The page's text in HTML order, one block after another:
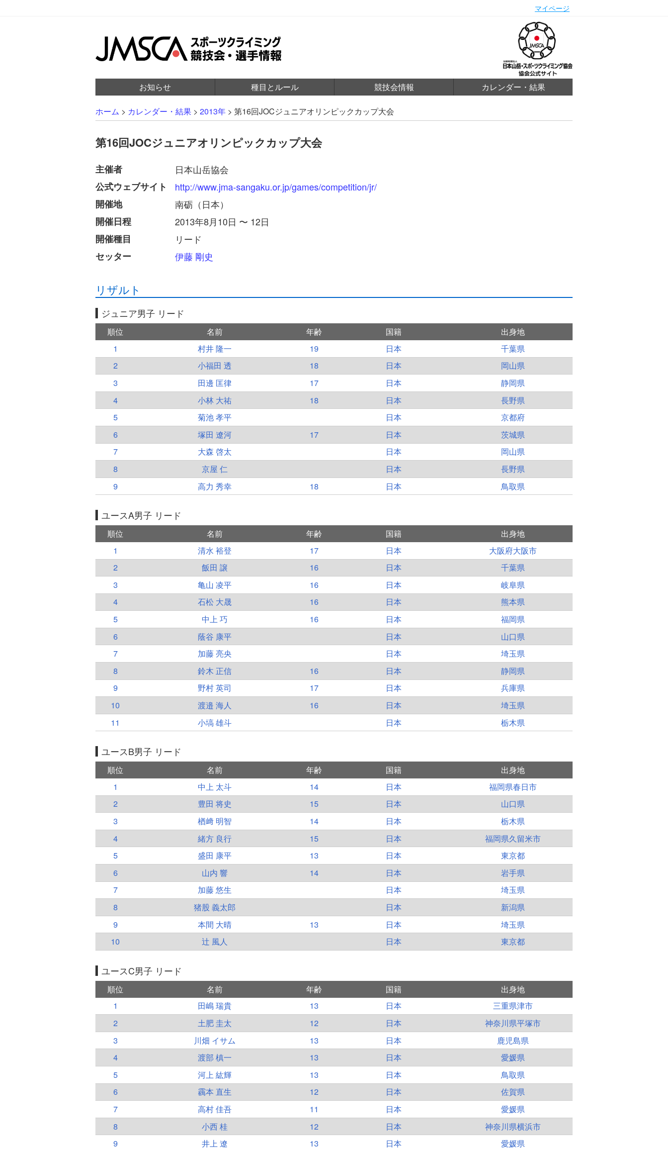
マイページ
お知らせ 種目とルール 競技会情報 カレンダー・結果
ホーム > カレンダー・結果 > 2013年 > 第16回JOCジュニアオリンピックカップ大会
第16回JOCジュニアオリンピックカップ大会
主催者
日本山岳協会
公式ウェブサイト
http://www.jma-sangaku.or.jp/games/competition/jr/
開催地
南砺（日本）
開催日程
2013年8月10日 〜 12日
開催種目
リード
セッター
伊藤 剛史
リザルト
ジュニア男子 リード
順位 名前 年齢 国籍
出身地
1
村井 隆一 19 日本
千葉県
2
小福田 透 18 日本
岡山県
3
田邊 匡律 17 日本
静岡県
4
小林 大祐 18 日本
長野県
5
菊池 孝平 日本
京都府
6
塚田 遼河 17 日本
茨城県
7
大森 啓太 日本
岡山県
8
京屋 仁 日本
長野県
9
高力 秀幸 18 日本 鳥取県
ユースA男子 リード
順位 名前 年齢 国籍
出身地
1
清水 裕登 17 日本
大阪府大阪市
2
飯田 譲 16 日本
千葉県
3
亀山 凌平 16 日本
岐阜県
4
石松 大晟 16 日本
熊本県
5
中上 巧 16 日本
福岡県
6
蔭谷 康平 日本
山口県
7
加藤 亮央 日本
埼玉県
8
鈴木 正信 16 日本
静岡県
9
野村 英司 17 日本
兵庫県
10
渡邉 海人 16 日本
埼玉県
11
小塙 雄斗 日本 栃木県
ユースB男子 リード
順位 名前 年齢 国籍
出身地
1
中上 太斗 14 日本
福岡県春日市
2
豊田 将史 15 日本
山口県
3
楢﨑 明智 14 日本
栃木県
4
緒方 良行 15 日本
福岡県久留米市
5
盛田 康平 13 日本
東京都
6
山内 響 14 日本
岩手県
7
加藤 悠生 日本
埼玉県
8
猪股 義太郎 日本
新潟県
9
本間 大晴 13 日本
埼玉県
10
辻 風人 日本 東京都
ユースC男子 リード
順位 名前 年齢 国籍
出身地
1
田嶋 瑞貴 13 日本
三重県津市
2
土肥 圭太 12 日本
神奈川県平塚市
3
川畑 イサム 13 日本
鹿児島県
4
渡部 槙一 13 日本
愛媛県
5
河上 紘輝 13 日本
鳥取県
6
靏本 直生 12 日本
佐賀県
7
高村 佳吾 11 日本
愛媛県
8
小西 桂 12 日本
神奈川県横浜市
9
井上 遼 13 日本
愛媛県